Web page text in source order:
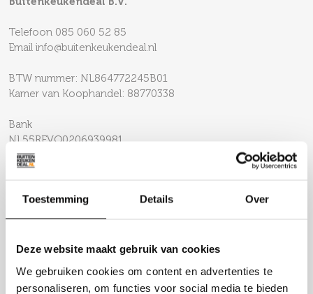
Toestemming Details Over
Deze website maakt gebruik van cookies
We gebruiken cookies om content en advertenties te
personaliseren, om functies voor social media te bieden
Telefoon 085 060 52 85
Email info@buitenkeukendeal.nl
BTW nummer: NL864772245B01
Kamer van Koophandel: 88770338
Bank
NL55REVO0206939981
REVONL22
Locaties
Productie
Slachthuiskade 36
7602CV Almelo